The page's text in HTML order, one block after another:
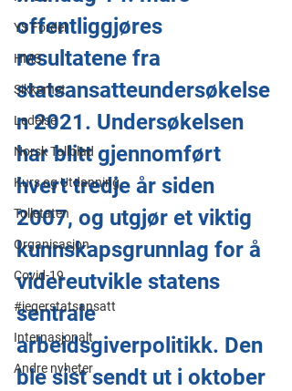
YS Fordel
HMS
Sikkerhet
Ledelse
Norsk Tollblad
Kurs og Utdanning
Tolletaten
Organisasjon
Covid-19
#jegerstatsansatt
Internasjonalt
Andre nyheter
offentliggjøres
resultatene fra
statsansatteundersøkelse
n 2021. Undersøkelsen
har blitt gjennomført
hvert tredje år siden
2007, og utgjør et viktig
kunnskapsgrunnlag for å
videreutvikle statens
sentrale
arbeidsgiverpolitikk. Den
ble sist sendt ut i oktober